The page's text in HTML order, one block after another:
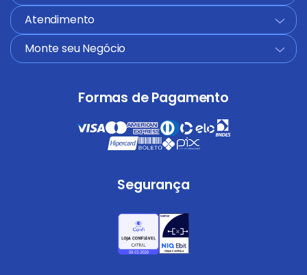
Atendimento
+
Monte seu Negócio
+
Formas de Pagamento
Segurança